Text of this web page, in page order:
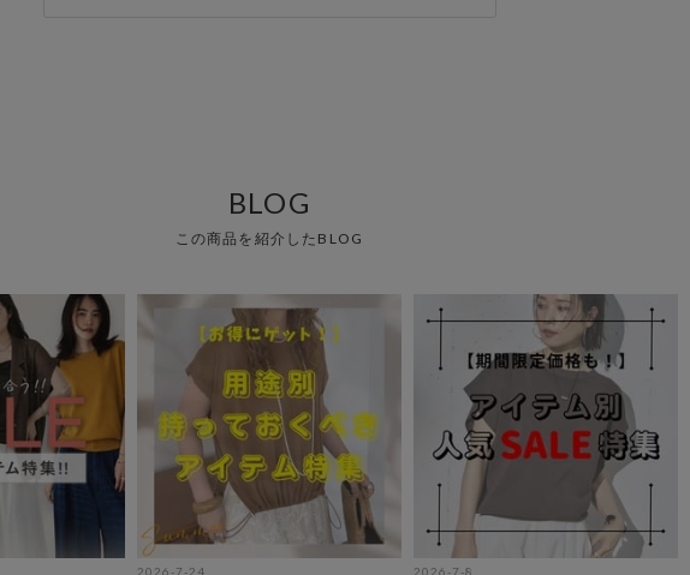
BLOG
この商品を紹介したBLOG
2026-7-24 2026-7-8